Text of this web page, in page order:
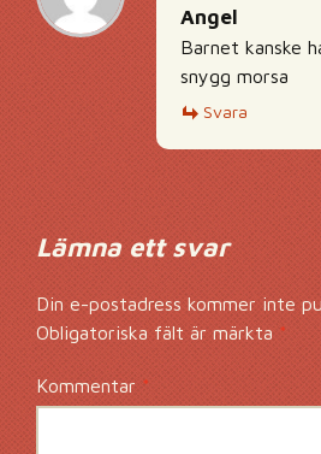
Angel
Barnet kanske
snygg morsa
Svara
Lämna ett svar
Din e-postadress kommer inte
Obligatoriska fält är märkta*
Kommentar*